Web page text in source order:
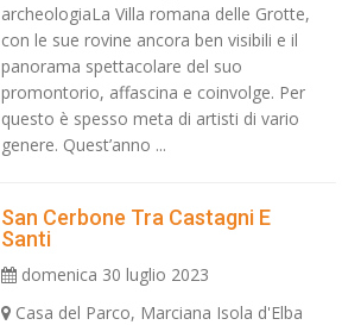
archeologiaLa Villa romana delle Grotte,
con le sue rovine ancora ben visibili e il
panorama spettacolare del suo
promontorio, affascina e coinvolge. Per
questo è spesso meta di artisti di vario
genere. Quest’anno ...
San Cerbone Tra Castagni E
Santi
domenica 30 luglio 2023
Casa del Parco, Marciana Isola d'Elba